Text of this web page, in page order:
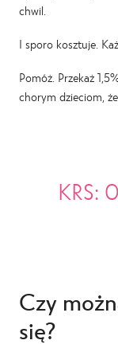
chwil.
I sporo kosztuje.
Pomóż. Przekaż
chorym dzieciom, że
KRS:
Czy
się?